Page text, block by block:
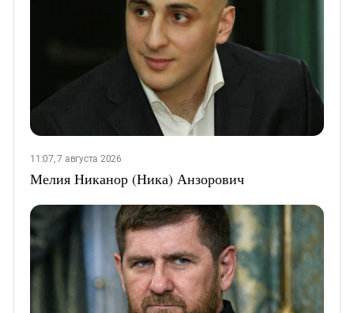
11:07, 7 августа 2026
Мелия Никанор (Ника) Анзорович